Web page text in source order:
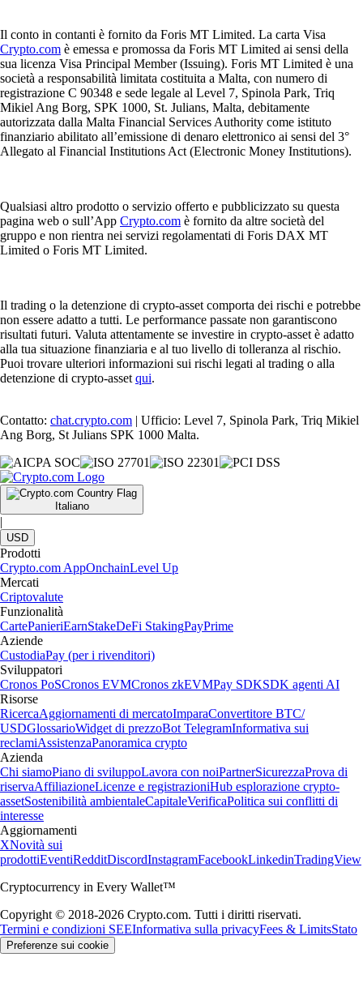
Il conto in contanti è fornito da Foris MT Limited. La carta Visa
Crypto.com è emessa e promossa da Foris MT Limited ai sensi della
sua licenza Visa Principal Member (Issuing). Foris MT Limited è una
società a responsabilità limitata costituita a Malta, con numero di
registrazione C 90348 e sede legale al Level 7, Spinola Park, Triq
Mikiel Ang Borg, SPK 1000, St. Julians, Malta, debitamente
autorizzata dalla Malta Financial Services Authority come istituto
finanziario abilitato all’emissione di denaro elettronico ai sensi del 3°
Allegato al Financial Institutions Act (Electronic Money Institutions).
Qualsiasi altro prodotto o servizio offerto e pubblicizzato su questa
pagina web o sull’App Crypto.com è fornito da altre società del
gruppo e non rientra nei servizi regolamentati di Foris DAX MT
Limited o Foris MT Limited.
Il trading o la detenzione di crypto-asset comporta dei rischi e potrebbe
non essere adatto a tutti. Le performance passate non garantiscono
risultati futuri. Valuta attentamente se investire in crypto-asset è adatto
alla tua situazione finanziaria e al tuo livello di tolleranza al rischio.
Puoi trovare ulteriori informazioni sui rischi legati al trading o alla
detenzione di crypto-asset qui.
Contatto: chat.crypto.com | Ufficio: Level 7, Spinola Park, Triq Mikiel
Ang Borg, St Julians SPK 1000 Malta.
Italiano
|
USD
Prodotti
Crypto.com AppOnchainLevel Up
Mercati
Criptovalute
Funzionalità
CartePanieriEarnStakeDeFi StakingPayPrime
Aziende
CustodiaPay (per i rivenditori)
Sviluppatori
Cronos PoSCronos EVMCronos zkEVMPay SDKSDK agenti AI
Risorse
RicercaAggiornamenti di mercatoImparaConvertitore BTC/
USDGlossarioWidget di prezzoBot TelegramInformativa sui
reclamiAssistenzaPanoramica crypto
Azienda
Chi siamoPiano di sviluppoLavora con noiPartnerSicurezzaProva di
riservaAffiliazioneLicenze e registrazioniHub esplorazione crypto-
assetSostenibilità ambientaleCapitaleVerificaPolitica sui conflitti di
interesse
Aggiornamenti
XNovità sui
prodottiEventiRedditDiscordInstagramFacebookLinkedinTradingView
Cryptocurrency in Every Wallet™
Copyright © 2018-2026 Crypto.com. Tutti i diritti riservati.
Termini e condizioni SEEInformativa sulla privacyFees & LimitsStato
Preferenze sui cookie